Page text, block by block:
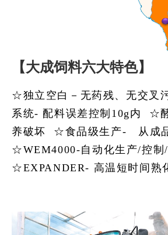
【大成饲料六大特色】
☆独立空白－无药残、无交
系统- 配料误差控制 10g 内 ☆
养破坏 ☆食品级生产- 从成
☆WEM4000-自动化生产/控制/
☆EXPANDER- 高温短时间熟